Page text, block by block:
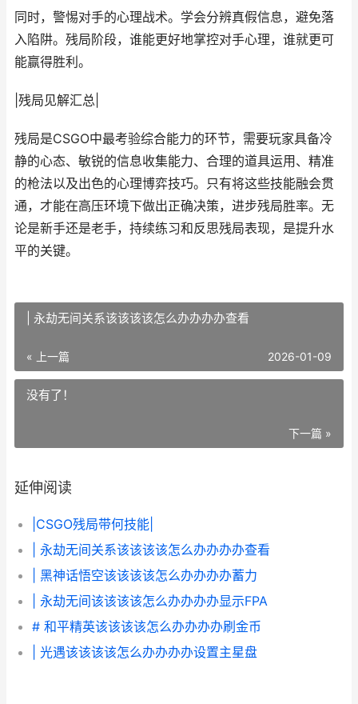
同时，警惕对手的心理战术。学会分辨真假信息，避免落
入陷阱。残局阶段，谁能更好地掌控对手心理，谁就更可
能赢得胜利。
|残局见解汇总|
残局是CSGO中最考验综合能力的环节，需要玩家具备冷
静的心态、敏锐的信息收集能力、合理的道具运用、精准
的枪法以及出色的心理博弈技巧。只有将这些技能融会贯
通，才能在高压环境下做出正确决策，进步残局胜率。无
论是新手还是老手，持续练习和反思残局表现，是提升水
平的关键。
| 永劫无间关系该该该该怎么办办办办查看
« 上一篇 2026-01-09
没有了！
下一篇 »
延伸阅读
|CSGO残局带何技能|
| 永劫无间关系该该该该怎么办办办办查看
| 黑神话悟空该该该该怎么办办办办蓄力
| 永劫无间该该该该怎么办办办办显示FPA
# 和平精英该该该该怎么办办办办刷金币
| 光遇该该该该怎么办办办办设置主星盘